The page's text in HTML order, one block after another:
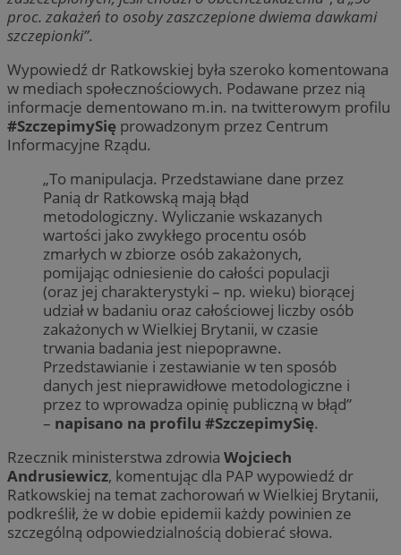
proc. zakażeń to osoby zaszczepione dwiema dawkami
szczepionki”.
Wypowiedź dr Ratkowskiej była szeroko komentowana
w mediach społecznościowych. Podawane przez nią
informacje dementowano m.in. na twitterowym profilu
#SzczepimySię prowadzonym przez Centrum
Informacyjne Rządu.
„To manipulacja. Przedstawiane dane przez
Panią dr Ratkowską mają błąd
metodologiczny. Wyliczanie wskazanych
wartości jako zwykłego procentu osób
zmarłych w zbiorze osób zakażonych,
pomijając odniesienie do całości populacji
(oraz jej charakterystyki – np. wieku) biorącej
udział w badaniu oraz całościowej liczby osób
zakażonych w Wielkiej Brytanii, w czasie
trwania badania jest niepoprawne.
Przedstawianie i zestawianie w ten sposób
danych jest nieprawidłowe metodologiczne i
przez to wprowadza opinię publiczną w błąd”
– napisano na profilu #SzczepimySię.
Rzecznik ministerstwa zdrowia Wojciech
Andrusiewicz, komentując dla PAP wypowiedź dr
Ratkowskiej na temat zachorowań w Wielkiej Brytanii,
podkreślił, że w dobie epidemii każdy powinien ze
szczególną odpowiedzialnością dobierać słowa.